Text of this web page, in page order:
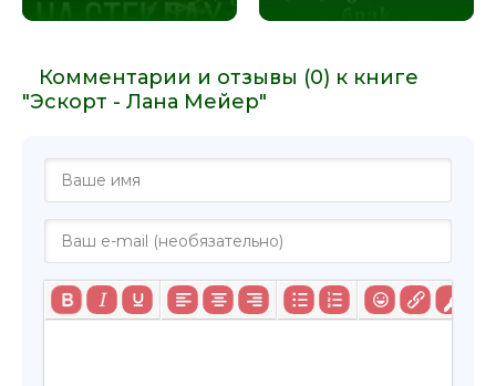
Комментарии и отзывы (0) к книге
"Эскорт - Лана Мейер"